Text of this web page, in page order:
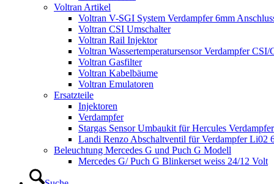
Voltran Artikel
Voltran V-SGI System Verdampfer 6mm
Voltran CSI Umschalter
Voltran Rail Injektor
Voltran Wassertemperatursensor Verdampfer CSI/
Voltran Gasfilter
Voltran Kabelbäume
Voltran Emulatoren
Ersatzteile
Injektoren
Verdampfer
Stargas Sensor Umbaukit für Hercules Verdampfer
Landi Renzo Abschaltventil für Verdampfer Li02
Beleuchtung Mercedes G und Puch G Modell
Mercedes G/ Puch G Blinkerset weiss 24/12 Volt